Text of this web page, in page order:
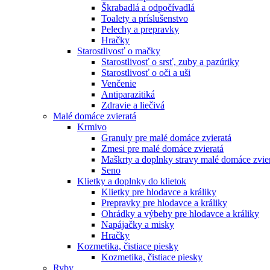
Škrabadlá a odpočívadlá
Toalety а príslušenstvo
Pelechy a prepravky
Hračky
Starostlivosť o mačky
Starostlivosť o srsť, zuby a pazúriky
Starostlivosť o oči a uši
Venčenie
Antiparazitiká
Zdravie a liečivá
Malé domáce zvieratá
Krmivo
Granuly pre malé domáce zvieratá
Zmesi pre malé domáce zvieratá
Maškrty a doplnky stravy malé domáce
Seno
Klietky a doplnky do klietok
Klietky pre hlodavce a králiky
Prepravky pre hlodavce a králiky
Ohrádky a výbehy pre hlodavce a králiky
Napájačky a misky
Hračky
Kozmetika, čistiace piesky
Kozmetika, čistiace piesky
Ryby